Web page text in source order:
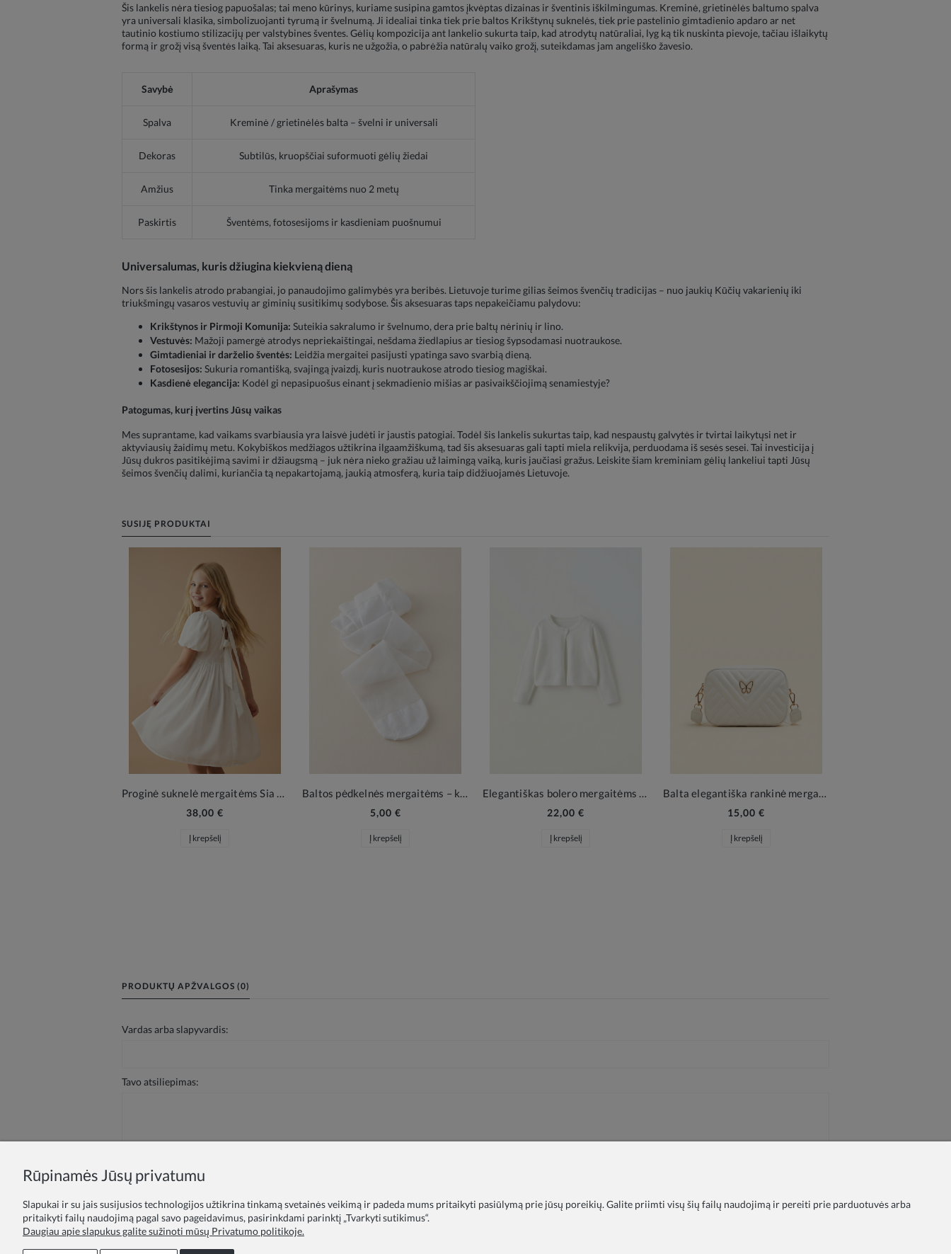
Šis lankelis nėra tiesiog papuošalas; tai meno kūrinys, kuriame susipina gamtos įkvėptas dizainas ir šventinis iškilmingumas. Kreminė, grietinėlės baltumo spalva
yra universali klasika, simbolizuojanti tyrumą ir švelnumą. Ji idealiai tinka tiek prie baltos Krikštynų suknelės, tiek prie pastelinio gimtadienio apdaro ar net
tautinio kostiumo stilizacijų per valstybines šventes. Gėlių kompozicija ant lankelio sukurta taip, kad atrodytų natūraliai, lyg ką tik nuskinta pievoje, tačiau išlaikytų
formą ir grožį visą šventės laiką. Tai aksesuaras, kuris ne užgožia, o pabrėžia natūralų vaiko grožį, suteikdamas jam angeliško žavesio.
Savybė Aprašymas
Spalva Kreminė / grietinėlės balta – švelni ir universali
Dekoras Subtilūs, kruopščiai suformuoti gėlių žiedai
Amžius Tinka mergaitėms nuo 2 metų
Paskirtis Šventėms, fotosesijoms ir kasdieniam puošnumui
Universalumas, kuris džiugina kiekvieną dieną
Nors šis lankelis atrodo prabangiai, jo panaudojimo galimybės yra beribės. Lietuvoje turime gilias šeimos švenčių tradicijas – nuo jaukių Kūčių vakarienių iki
triukšmingų vasaros vestuvių ar giminių susitikimų sodybose. Šis aksesuaras taps nepakeičiamu palydovu:
Krikštynos ir Pirmoji Komunija: Suteikia sakralumo ir švelnumo, dera prie baltų nėrinių ir lino.
Vestuvės: Mažoji pamergė atrodys nepriekaištingai, nešdama žiedlapius ar tiesiog šypsodamasi nuotraukose.
Gimtadieniai ir darželio šventės: Leidžia mergaitei pasijusti ypatinga savo svarbią dieną.
Fotosesijos: Sukuria romantišką, svajingą įvaizdį, kuris nuotraukose atrodo tiesiog magiškai.
Kasdienė elegancija: Kodėl gi nepasipuošus einant į sekmadienio mišias ar pasivaikščiojimą senamiestyje?
Patogumas, kurį įvertins Jūsų vaikas
Mes suprantame, kad vaikams svarbiausia yra laisvė judėti ir jaustis patogiai. Todėl šis lankelis sukurtas taip, kad nespaustų galvytės ir tvirtai laikytųsi net ir
aktyviausių žaidimų metu. Kokybiškos medžiagos užtikrina ilgaamžiškumą, tad šis aksesuaras gali tapti miela relikvija, perduodama iš sesės sesei. Tai investicija į
Jūsų dukros pasitikėjimą savimi ir džiaugsmą – juk nėra nieko gražiau už laimingą vaiką, kuris jaučiasi gražus. Leiskite šiam kreminiam gėlių lankeliui tapti Jūsų
šeimos švenčių dalimi, kuriančia tą nepakartojamą, jaukią atmosferą, kuria taip didžiuojamės Lietuvoje.
SUSIJĘ PRODUKTAI
Proginė suknelė mergaitėms Sia balta
38,00 €
Į krepšelį
Baltos pėdkelnės mergaitėms – klasikinė elegancija šventėms ir kasdienai
5,00 €
Į krepšelį
Elegantiškas bolero mergaitėms Malena – kreminio baltumo švelnumas
22,00 €
Į krepšelį
Balta elegantiška rankinė mergaitei su drugeliu – prabangus aksesuaras Pirmajai Komunijai ir šventėms
15,00 €
Į krepšelį
PRODUKTŲ APŽVALGOS (0)
Vardas arba slapyvardis:
Tavo atsiliepimas:
Siųsti
Rūpinamės Jūsų privatumu
Slapukai ir su jais susijusios technologijos užtikrina tinkamą svetainės veikimą ir padeda mums pritaikyti pasiūlymą prie jūsų poreikių. Galite priimti visų šių failų naudojimą ir pereiti prie parduotuvės arba
pritaikyti failų naudojimą pagal savo pageidavimus, pasirinkdami parinktį „Tvarkyti sutikimus“.
Daugiau apie slapukus galite sužinoti mūsų Privatumo politikoje.